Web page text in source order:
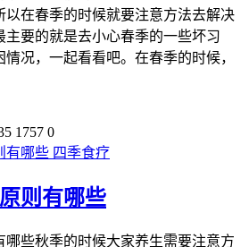
以在春季的时候就要注意方法去解决
主要的就是去小心春季的一些坏习
况，一起看看吧。在春季的时候，
1757 0
四季食疗
则有哪些
哪些秋季的时候大家养生需要注意方